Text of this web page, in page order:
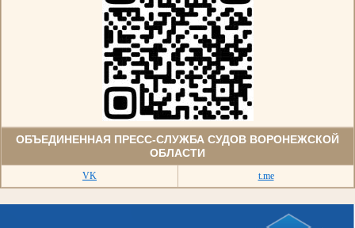
ОБЪЕДИНЕННАЯ ПРЕСС-СЛУЖБА СУДОВ ВОРОНЕЖСКОЙ
ОБЛАСТИ
VK t.me